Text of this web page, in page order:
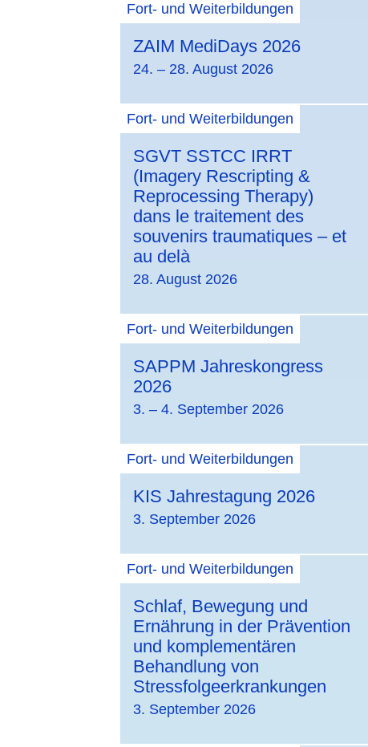
Fort- und Weiterbildungen
ZAIM MediDays 2026
24. – 28. August 2026
Fort- und Weiterbildungen
SGVT SSTCC IRRT
(Imagery Rescripting &
Reprocessing Therapy)
dans le traitement des
souvenirs traumatiques – et
au delà
28. August 2026
Fort- und Weiterbildungen
SAPPM Jahreskongress
2026
3. – 4. September 2026
Fort- und Weiterbildungen
KIS Jahrestagung 2026
3. September 2026
Fort- und Weiterbildungen
Schlaf, Bewegung und
Ernährung in der Prävention
und komplementären
Behandlung von
Stressfolgeerkrankungen
3. September 2026